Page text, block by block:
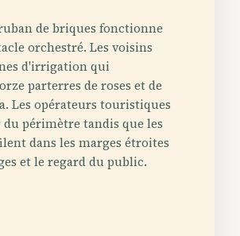
de briques fonctionne
orchestré. Les voisins
d'irrigation qui
parterres de roses et de
Les opérateurs touristiques
périmètre tandis que les
dans les marges étroites
et le regard du public.